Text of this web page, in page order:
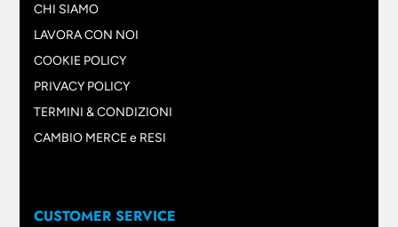
CHI SIAMO
LAVORA CON NOI
COOKIE POLICY
PRIVACY POLICY
TERMINI & CONDIZIONI
CAMBIO MERCE e RESI
CUSTOMER SERVICE